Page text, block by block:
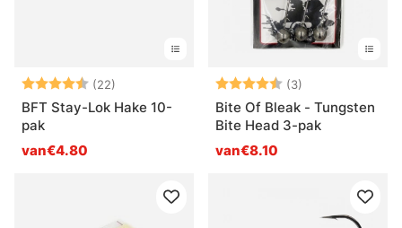
Beoordeling:
(22)
4.9 uit 5 sterren
BFT Stay-Lok Hake 10-
pak
van€4.80
Beoordeling:
(3)
Bite Of Bleak - Tungsten
Bite Head 3-pak
van€8.10